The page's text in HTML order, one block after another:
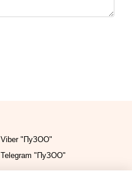
Viber "ПуЗОО"
Telegram "ПуЗОО"